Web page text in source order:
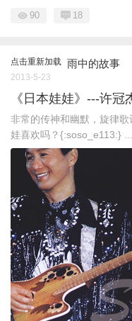
90 18
点击重新加载 雨中的故事
2013-5-23
《日本娃娃》---许冠
非常的传神和幽默，旋律
娃喜欢吗？{:soso_e113:} ...